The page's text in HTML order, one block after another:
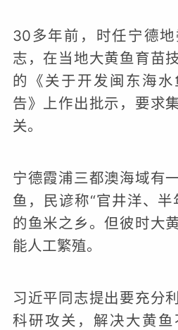
30多年前，时任宁德
志，在当地大黄鱼育苗
的《关于开发闽东海
告》上作出批示，要求
关。
宁德霞浦三都澳海域有
鱼，民谚称“官井洋、
的鱼米之乡。但彼时大
能人工繁殖。
习近平同志提出要充分
科研攻关，解决大黄